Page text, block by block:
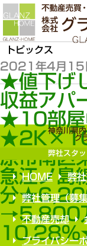
トピックス
2021年4月15
★値下げ
収益アパ
★10部屋
★2K×10
原市南
急江ノ島
分
→5,800
神奈川県
グ
弊社スタ
HOME 弊
弊社管理（募
不動産売却
プライバシー